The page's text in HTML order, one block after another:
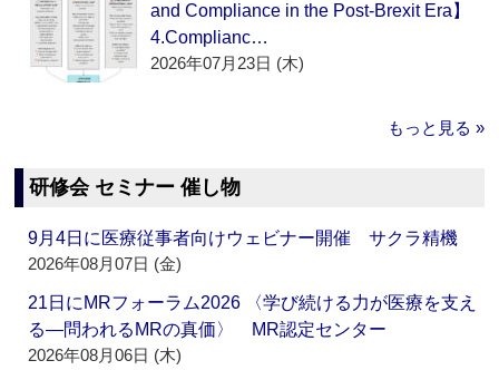
and Compliance in the Post-Brexit Era】
4.Complianc…
2026年07月23日 (木)
もっと見る »
研修会 セミナー 催し物
9月4日に医療従事者向けウェビナー開催 サクラ精機
2026年08月07日 (金)
21日にMRフォーラム2026 〈学び続ける力が医療を支え
る―問われるMRの真価〉 MR認定センター
2026年08月06日 (木)